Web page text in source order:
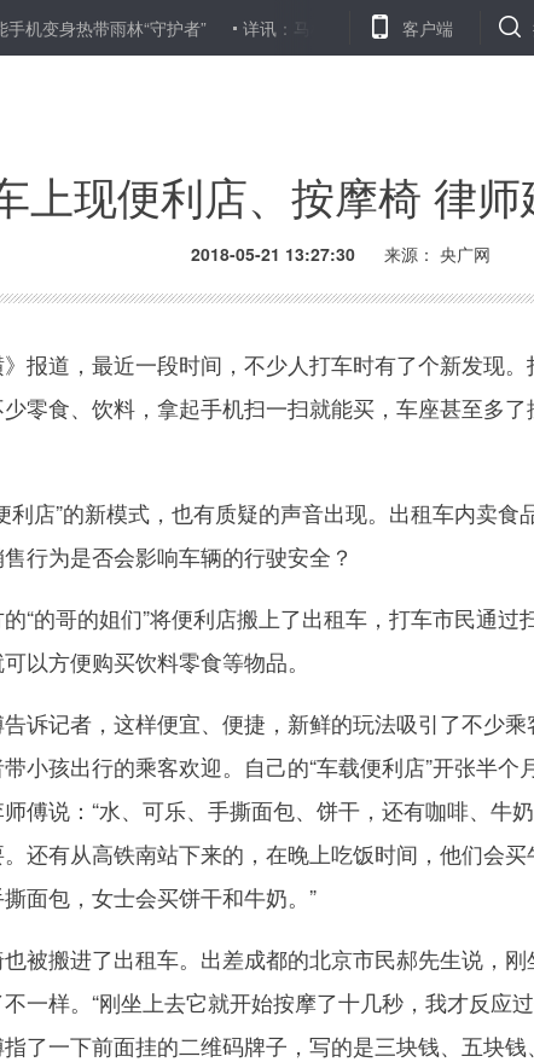
带雨林“守护者” 详讯：马杜罗成功连任委内瑞拉总统 阿联
客户端
上现便利店、按摩椅 律
2018-05-21 13:27:30 来源： 央广网
道，最近一段时间，不少人打车时有了个新发现。
零食、饮料，拿起手机扫一扫就能买，车座甚至多了
店”的新模式，也有质疑的声音出现。出租车内卖食
行为是否会影响车辆的行驶安全？
的哥的姐们”将便利店搬上了出租车，打车市民通过
以方便购买饮料零食等物品。
记者，这样便宜、便捷，新鲜的玩法吸引了不少乘
小孩出行的乘客欢迎。自己的“车载便利店”开张半个
傅说：“水、可乐、手撕面包、饼干，还有咖啡、牛
还有从高铁南站下来的，在晚上吃饭时间，他们会买
面包，女士会买饼干和牛奶。”
搬进了出租车。出差成都的北京市民郝先生说，刚
一样。“刚坐上去它就开始按摩了十几秒，我才反应
了一下前面挂的二维码牌子，写的是三块钱、五块钱